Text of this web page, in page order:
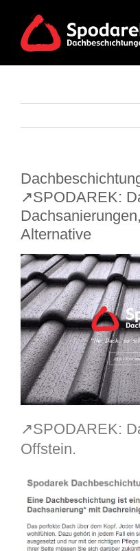
content
↗️SPODAREK:
Alternative
↗️SPODAREK:
Offstein.